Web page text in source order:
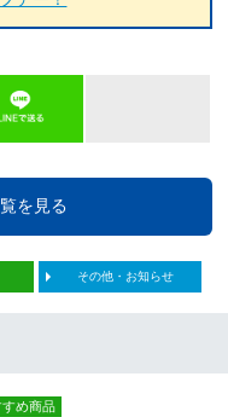
を見る
その他・お知らせ
すめ商品